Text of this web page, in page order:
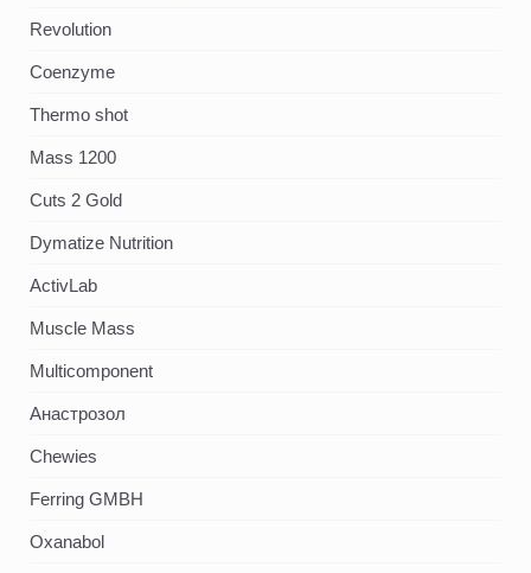
Revolution
Coenzyme
Thermo shot
Mass 1200
Cuts 2 Gold
Dymatize Nutrition
ActivLab
Muscle Mass
Multicomponent
Анастрозол
Chewies
Ferring GMBH
Oxanabol